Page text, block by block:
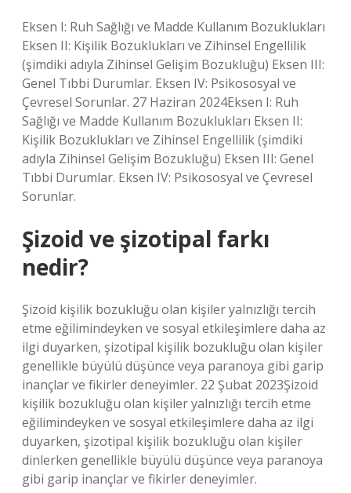
Eksen I: Ruh Sağlığı ve Madde Kullanım Bozuklukları
Eksen II: Kişilik Bozuklukları ve Zihinsel Engellilik
(şimdiki adıyla Zihinsel Gelişim Bozukluğu) Eksen III:
Genel Tıbbi Durumlar. Eksen IV: Psikososyal ve
Çevresel Sorunlar. 27 Haziran 2024Eksen I: Ruh
Sağlığı ve Madde Kullanım Bozuklukları Eksen II:
Kişilik Bozuklukları ve Zihinsel Engellilik (şimdiki
adıyla Zihinsel Gelişim Bozukluğu) Eksen III: Genel
Tıbbi Durumlar. Eksen IV: Psikososyal ve Çevresel
Sorunlar.
Şizoid ve şizotipal farkı
nedir?
Şizoid kişilik bozukluğu olan kişiler yalnızlığı tercih
etme eğilimindeyken ve sosyal etkileşimlere daha az
ilgi duyarken, şizotipal kişilik bozukluğu olan kişiler
genellikle büyülü düşünce veya paranoya gibi garip
inançlar ve fikirler deneyimler. 22 Şubat 2023Şizoid
kişilik bozukluğu olan kişiler yalnızlığı tercih etme
eğilimindeyken ve sosyal etkileşimlere daha az ilgi
duyarken, şizotipal kişilik bozukluğu olan kişiler
dinlerken genellikle büyülü düşünce veya paranoya
gibi garip inançlar ve fikirler deneyimler.